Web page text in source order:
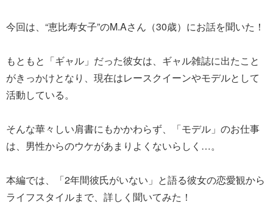
今回は、“恵比寿女子”のM.Aさん（30歳）にお話を聞いた！
もともと「ギャル」だった彼女は、ギャル雑誌に出たこと
がきっかけとなり、現在はレースクイーンやモデルとして
活動している。
そんな華々しい肩書にもかかわらず、「モデル」のお仕事
は、男性からのウケがあまりよくないらしく…。
本編では、「2年間彼氏がいない」と語る彼女の恋愛観から
ライフスタイルまで、詳しく聞いてみた！